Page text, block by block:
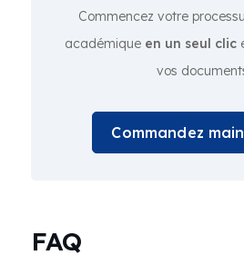
Commencez votre
académiqueen un seul clic
vos
Commandez
FAQ